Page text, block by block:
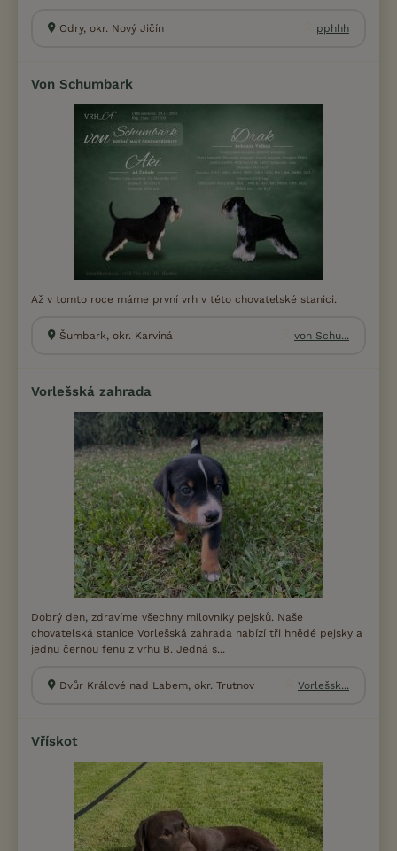
Odry, okr. Nový Jičín pphhh
Von Schumbark
Až v tomto roce máme první vrh v této chovatelské stanici.
Šumbark, okr. Karviná von Schu...
Vorlešská zahrada
Dobrý den, zdravíme všechny milovníky pejsků. Naše
chovatelská stanice Vorlešská zahrada nabízí tři hnědé pejsky a
jednu černou fenu z vrhu B. Jedná s...
Dvůr Králové nad Labem, okr. Trutnov Vorlešsk...
Vřískot